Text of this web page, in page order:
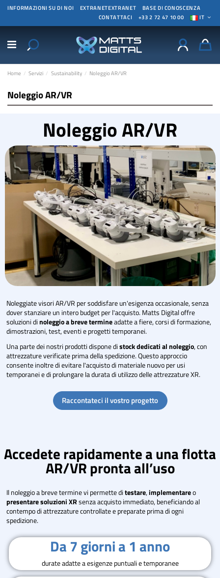
INFORMAZIONI SU DI NOI EXTRANETEXTRANET
BASE DI CONOSCENZA
CONTATTACI
+33 2 72 47 10 00 IT
Home Servizi Sustainability Noleggio AR/VR
Noleggio AR/VR
Noleggio AR/VR
Noleggiate visori AR/VR per soddisfare un'esigenza occasionale, senza
dover stanziare un intero budget per l'acquisto. Matts Digital offre
soluzioni dinoleggio a breve termineadatte a fiere, corsi di formazione,
dimostrazioni, test, eventi e progetti temporanei.
Una parte dei nostri prodotti dispone distock dedicati al noleggio, con
attrezzature verificate prima della spedizione. Questo approccio
consente inoltre di evitare l'acquisto di materiale nuovo per usi
temporanei e di prolungare la durata di utilizzo delle attrezzature XR.
Raccontateci il vostro progetto
Accedete rapidamente a una flotta
AR/VR pronta all’uso
Il noleggio a breve termine vi permette ditestare,implementareo
presentaresoluzioni XRsenza acquisto immediato, beneficiando al
contempo di attrezzature controllate e preparate prima di ogni
spedizione.
Da 7 giorni a 1 anno
durate adatte a esigenze puntuali e temporanee